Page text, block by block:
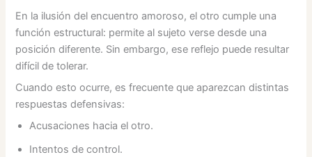
En la ilusión del encuentro amoroso, el otro cumple una
función estructural: permite al sujeto verse desde una
posición diferente. Sin embargo, ese reflejo puede resultar
difícil de tolerar.
Cuando esto ocurre, es frecuente que aparezcan distintas
respuestas defensivas:
Acusaciones hacia el otro.
Intentos de control.